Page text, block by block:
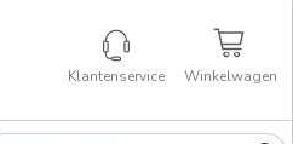
Klantenservice Winkelwagen